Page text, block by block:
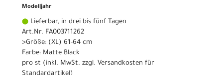
Modelljahr
Lieferbar, in drei bis fünf Tagen
Art.Nr. FA003711262
>Größe: (XL) 61-64 cm
Farbe: Matte Black
pro st (inkl. MwSt. zzgl. Versandkosten für